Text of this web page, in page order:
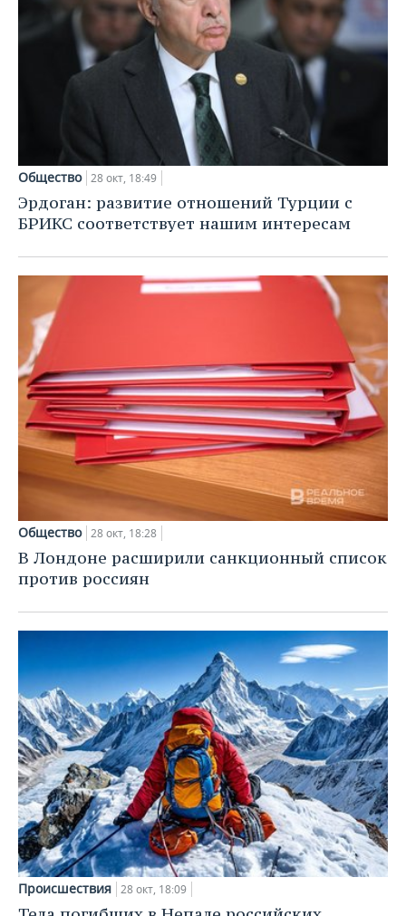
Общество 28 окт, 18:49
Эрдоган: развитие отношений Турции с
БРИКС соответствует нашим интересам
Общество 28 окт, 18:28
В Лондоне расширили санкционный список
против россиян
Происшествия 28 окт, 18:09